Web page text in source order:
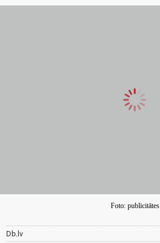
Foto: publicitātes
Db.lv